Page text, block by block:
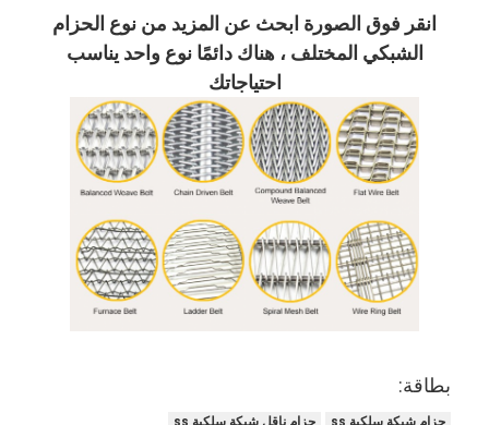
انقر فوق الصورة ابحث عن المزيد من نوع الحزام
الشبكي المختلف ، هناك دائمًا نوع واحد يناسب
احتياجاتك
بطاقة:
حزام شبكة سلكية ss
حزام ناقل شبكة سلكية ss